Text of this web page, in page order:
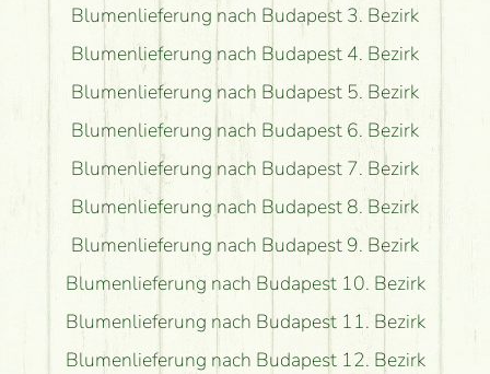
Blumenlieferung nach Budapest 3. Bezirk
Blumenlieferung nach Budapest 4. Bezirk
Blumenlieferung nach Budapest 5. Bezirk
Blumenlieferung nach Budapest 6. Bezirk
Blumenlieferung nach Budapest 7. Bezirk
Blumenlieferung nach Budapest 8. Bezirk
Blumenlieferung nach Budapest 9. Bezirk
Blumenlieferung nach Budapest 10. Bezirk
Blumenlieferung nach Budapest 11. Bezirk
Blumenlieferung nach Budapest 12. Bezirk